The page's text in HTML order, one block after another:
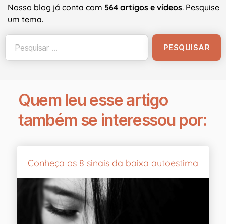
Nosso blog já conta com 564 artigos e vídeos. Pesquise
um tema.
Quem leu esse artigo
também se interessou por:
Conheça os 8 sinais da baixa autoestima